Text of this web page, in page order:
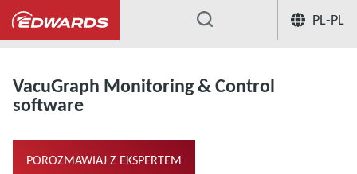
PL-PL
... Product Support and Downloads
VacuGraph Monitoring & Control
software
POROZMAWIAJ Z EKSPERTEM